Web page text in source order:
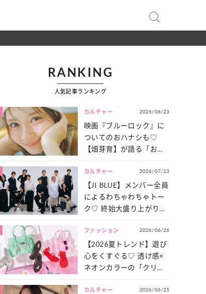
RANKING
人気記事ランキング
カルチャー 2026/06/23
映画『ブルーロック』に
ついてのおハナシも♡
【畑芽育】が語る「お仕
は？
カルチャー 2026/07/13
【JI BLUE】メンバー全員
によるわちゃわちゃトー
ク♡ 終始大盛り上がりだ
一気見せ！
ファッション 2026/06/26
【2026夏トレンド】遊び
心をくすぐる♡ 透け感×
ネオンカラーの「クリア
カルチャー 2026/06/25